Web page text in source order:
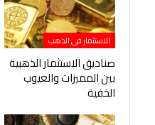
الاستثمار فى الذهب
صناديق الاستثمار الذهبية
بين المميزات والعيوب
الخفية